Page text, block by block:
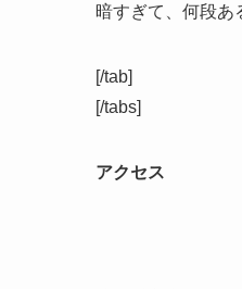
暗すぎて、何段あ
[/tab]
[/tabs]
アクセス